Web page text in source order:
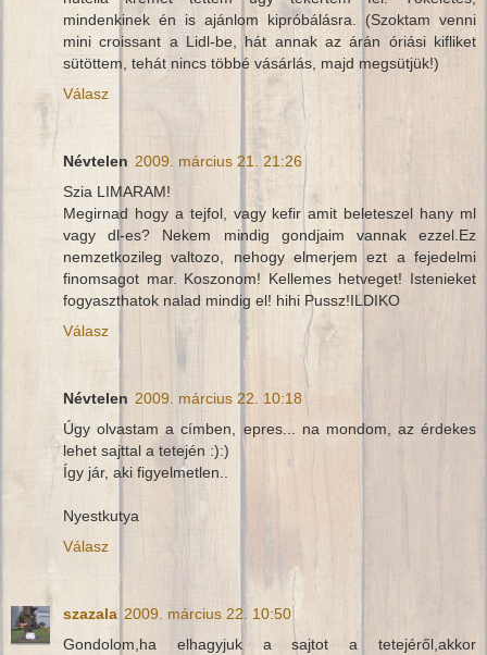
mindenkinek én is ajánlom kipróbálásra. (Szoktam venni
mini croissant a Lidl-be, hát annak az árán óriási kifliket
sütöttem, tehát nincs többé vásárlás, majd megsütjük!)
Válasz
Névtelen 2009. március 21. 21:26
Szia LIMARAM!
Megirnad hogy a tejfol, vagy kefir amit beleteszel hany ml
vagy dl-es? Nekem mindig gondjaim vannak ezzel.Ez
nemzetkozileg valtozo, nehogy elmerjem ezt a fejedelmi
finomsagot mar. Koszonom! Kellemes hetveget! Istenieket
fogyaszthatok nalad mindig el! hihi Pussz!ILDIKO
Válasz
Névtelen 2009. március 22. 10:18
Úgy olvastam a címben, epres... na mondom, az érdekes
lehet sajttal a tetején :):)
Így jár, aki figyelmetlen..
Nyestkutya
Válasz
szazala 2009. március 22. 10:50
Gondolom,ha elhagyjuk a sajtot a tetejéről,akkor